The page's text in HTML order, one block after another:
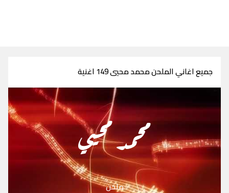
جميع اغاني الملحن محمد محيي 149 اغنية
محمد محيي
ملحن